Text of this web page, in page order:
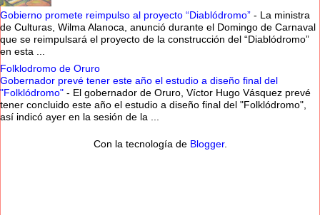
Gobierno promete reimpulso al proyecto “Diablódromo” - La ministra
de Culturas, Wilma Alanoca, anunció durante el Domingo de Carnaval
que se reimpulsará el proyecto de la construcción del “Diablódromo”
en esta ...
Folklodromo de Oruro
Gobernador prevé tener este año el estudio a diseño final del
"Folklódromo" - El gobernador de Oruro, Víctor Hugo Vásquez prevé
tener concluido este año el estudio a diseño final del "Folklódromo",
así indicó ayer en la sesión de la ...
Con la tecnología de Blogger.